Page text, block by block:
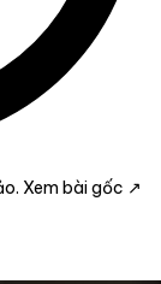
Xem bài gốc ↗